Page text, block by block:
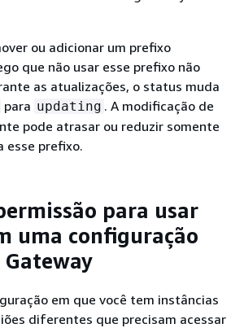
ou adicionar um prefixo
que não usar esse prefixo não
as atualizações, o status muda
para updating . A modificação de
pode atrasar ou reduzir somente
esse prefixo.
para usar
uma configuração
em que você tem instâncias
diferentes que precisam acessar